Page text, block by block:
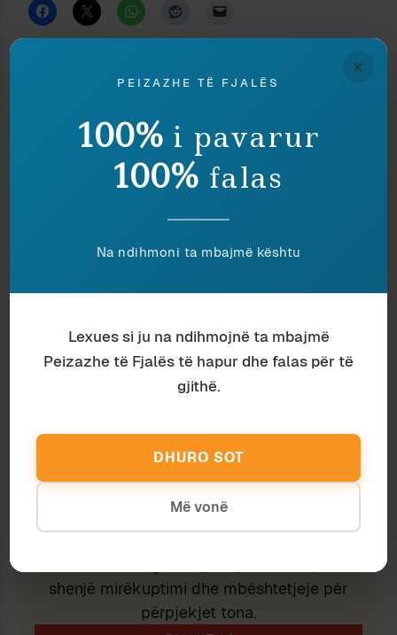
KUR NGATËRRESAT
In "Diaspora"
FLAMINGOT PËRBALLË
In "Mjedis"
STRUCIZMI PËRBALLË
Discover more from Peizazhe të fjalës
Subscribe to get the latest posts sent to your email.
Subscribe
shenjë mirëkuptimi dhe mbështetjeje për
përpjekjet tona.
×
PEIZAZHE TË FJALËS
100% i pavarur
100% falas
Na ndihmoni ta mbajmë kështu
Lexues si ju na ndihmojnë ta mbajmë
Peizazhe të Fjalës të hapur dhe falas për të
gjithë.
DHURO SOT
Më vonë